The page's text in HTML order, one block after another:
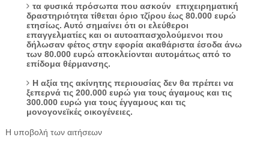
τα φυσικά πρόσωπα που ασκούν επιχειρηματική
δραστηριότητα τίθεται όριο τζίρου έως 80.000 ευρώ
ετησίως. Αυτό σημαίνει ότι οι ελεύθεροι
επαγγελματίες και οι αυτοαπασχολούμενοι που
δήλωσαν φέτος στην εφορία ακαθάριστα έσοδα άνω
των 80.000 ευρώ αποκλείονται αυτομάτως από το
επίδομα θέρμανσης.
Η αξία της ακίνητης περιουσίας δεν θα πρέπει να
ξεπερνά τις 200.000 ευρώ για τους άγαμους και τις
300.000 ευρώ για τους έγγαμους και τις
μονογονεϊκές οικογένειες.
Η υποβολή των αιτήσεων